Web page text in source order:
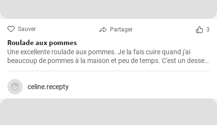
Sauver Partager 3
Roulade aux pommes
Une excellente roulade aux pommes. Je la fais cuire quand j'ai
beaucoup de pommes à la maison et peu de temps. C'est un dessert
rapide et facile qui plait toujours.
celine.recepty